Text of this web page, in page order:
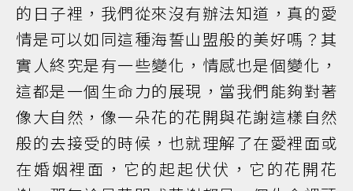
的日子裡，我們從來沒有辦法知道，真的愛
情是可以如同這種海誓山盟般的美好嗎？其
實人終究是有一些變化，情感也是個變化，
這都是一個生命力的展現，當我們能夠對著
像大自然，像一朵花的花開與花謝這樣自然
般的去接受的時候，也就理解了在愛裡面或
在婚姻裡面，它的起起伏伏，它的花開花